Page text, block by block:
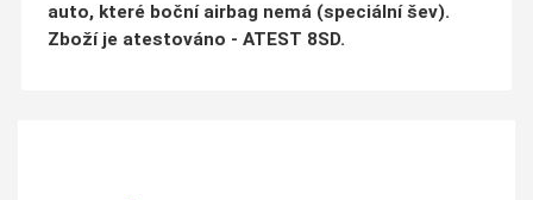
auto, které boční airbag nemá (speciální šev).
Zboží je atestováno - ATEST 8SD.